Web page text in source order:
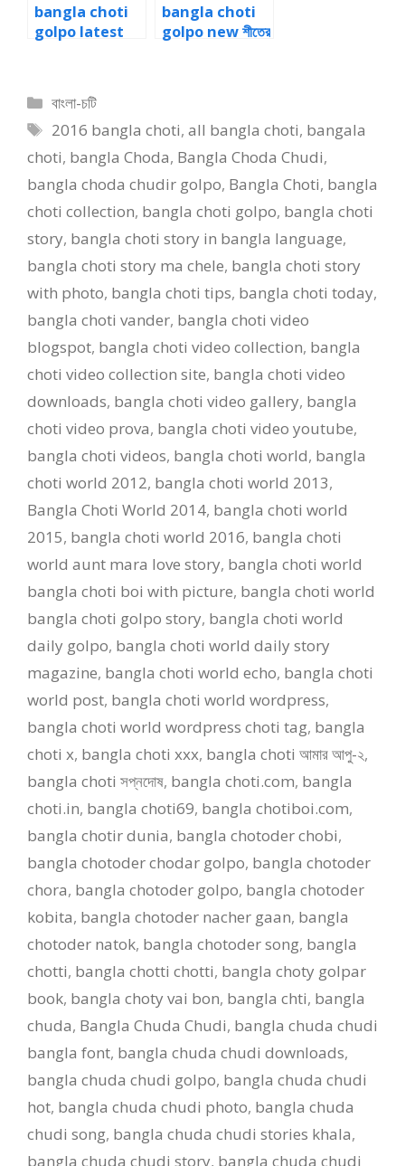
bangla choti
golpo latest
bangla choti
golpo new শীতের
Categories
বাংলা-চটি
Tags
2016 bangla choti,all bangla choti, bangala
choti, bangla Choda, Bangla Choda Chudi,
bangla choda chudir golpo, Bangla Choti, bangla
choti collection, bangla choti golpo, bangla choti
story, bangla choti story in bangla language,
bangla choti story ma chele, bangla choti story
with photo, bangla choti tips, bangla choti today,
bangla choti vander, bangla choti video
blogspot, bangla choti video collection, bangla
choti video collection site, bangla choti video
downloads, bangla choti video gallery, bangla
choti video prova, bangla choti video youtube,
bangla choti videos, bangla choti world, bangla
choti world 2012, bangla choti world 2013,
Bangla Choti World 2014, bangla choti world
2015, bangla choti world 2016, bangla choti
world aunt mara love story, bangla choti world
bangla choti boi with picture, bangla choti world
bangla choti golpo story, bangla choti world
daily golpo, bangla choti world daily story
magazine, bangla choti world echo, bangla choti
world post, bangla choti world wordpress,
bangla choti world wordpress choti tag, bangla
choti x, bangla choti xxx, bangla choti আমার আপু-২,
bangla choti সপ্নদোষ, bangla choti.com, bangla
choti.in, bangla choti69, bangla chotiboi.com,
bangla chotir dunia, bangla chotoder chobi,
bangla chotoder chodar golpo, bangla chotoder
chora, bangla chotoder golpo, bangla chotoder
kobita, bangla chotoder nacher gaan, bangla
chotoder natok, bangla chotoder song, bangla
chotti, bangla chotti chotti, bangla choty golpar
book, bangla choty vai bon, bangla chti, bangla
chuda, Bangla Chuda Chudi, bangla chuda chudi
bangla font, bangla chuda chudi downloads,
bangla chuda chudi golpo, bangla chuda chudi
hot, bangla chuda chudi photo, bangla chuda
chudi song, bangla chuda chudi stories khala,
bangla chuda chudi story, bangla chuda chudi